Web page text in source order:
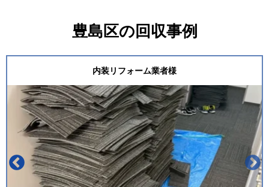
豊島区の回収事例
内装リフォーム業者様